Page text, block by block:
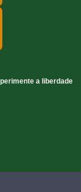
a liberdade